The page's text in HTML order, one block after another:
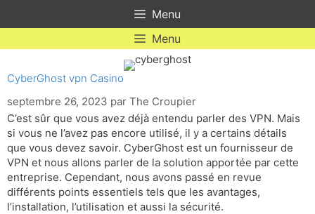
Menu
Menu
CyberGhost vpn Casino
septembre 26, 2023 par The Croupier
C’est sûr que vous avez déjà entendu parler des VPN. Mais
si vous ne l’avez pas encore utilisé, il y a certains détails
que vous devez savoir. CyberGhost est un fournisseur de
VPN et nous allons parler de la solution apportée par cette
entreprise. Cependant, nous avons passé en revue
différents points essentiels tels que les avantages,
l’installation, l’utilisation et aussi la sécurité.